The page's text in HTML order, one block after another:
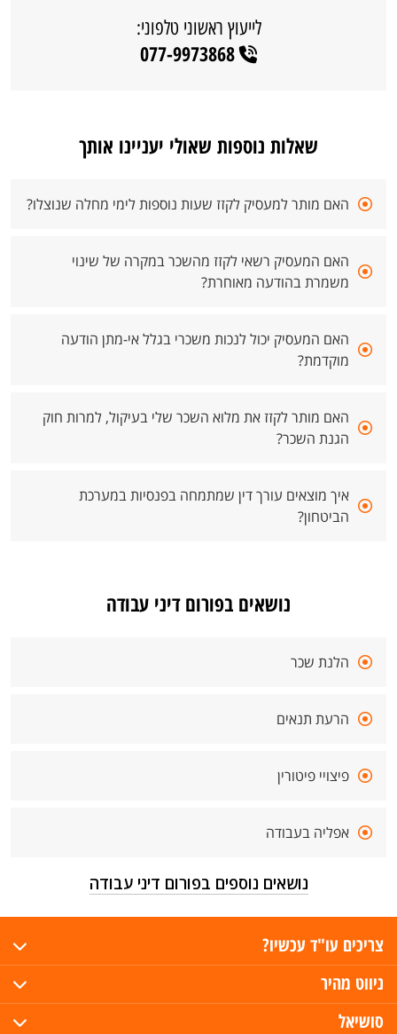
לייעוץ ראשוני טלפוני:
077-9973868
שאלות נוספות שאולי יעניינו אותך
האם מותר למעסיק לקזז שעות נוספות לימי מחלה שנוצלו?
האם המעסיק רשאי לקזז מהשכר במקרה של שינוי
משמרת בהודעה מאוחרת?
האם המעסיק יכול לנכות משכרי בגלל אי-מתן הודעה
מוקדמת?
האם מותר לקזז את מלוא השכר שלי בעיקול, למרות חוק
הגנת השכר?
איך מוצאים עורך דין שמתמחה בפנסיות במערכת
הביטחון?
נושאים בפורום דיני עבודה
הלנת שכר
הרעת תנאים
פיצויי פיטורין
אפליה בעבודה
נושאים נוספים בפורום דיני עבודה
צריכים עו"ד עכשיו?
ניווט מהיר
סושיאל